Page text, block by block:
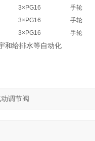
3×PG16 手轮
3×PG16 手轮
3×PG16 手轮
和给排水等自动化